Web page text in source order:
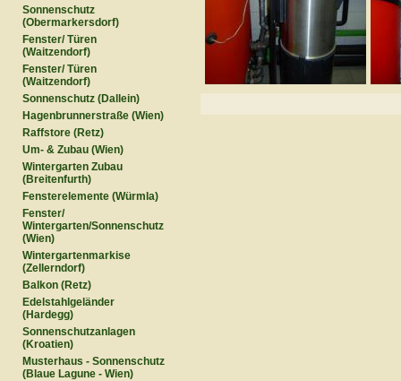
Sonnenschutz
(Obermarkersdorf)
Fenster/ Türen
(Waitzendorf)
Fenster/ Türen
(Waitzendorf)
Sonnenschutz (Dallein)
Hagenbrunnerstraße (Wien)
Raffstore (Retz)
Um- & Zubau (Wien)
Wintergarten Zubau
(Breitenfurth)
Fensterelemente (Würmla)
Fenster/
Wintergarten/Sonnenschutz
(Wien)
Wintergartenmarkise
(Zellerndorf)
Balkon (Retz)
Edelstahlgeländer
(Hardegg)
Sonnenschutzanlagen
(Kroatien)
Musterhaus - Sonnenschutz
(Blaue Lagune - Wien)